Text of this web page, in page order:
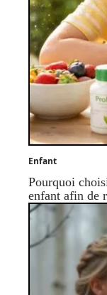
Enfant
Pourquoi
enfant afin de